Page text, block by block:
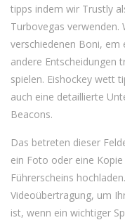
tipps indem wir Trustly
Turbovegas verwenden.
verschiedenen Boni, em
andere Entscheidungen
spielen. Eishockey wett
auch eine detaillierte
Beacons.
Das betreten dieser
ein Foto oder eine
Führerscheins
Videoübertragung, um
ist, wenn ein wichtiger